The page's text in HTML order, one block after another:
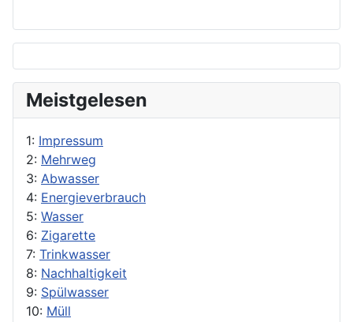
Meistgelesen
1: Impressum
2: Mehrweg
3: Abwasser
4: Energieverbrauch
5: Wasser
6: Zigarette
7: Trinkwasser
8: Nachhaltigkeit
9: Spülwasser
10: Müll